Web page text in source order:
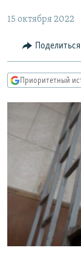
Вернутся
Вернутся
МНЕНИЯ
КУЛЬТУРА
СЕВЕР.РЕАЛИИ
РАСПИСАНИЕ
СОЦИАЛЬНЫЕ
15 октября 2022
Поделиться
Приоритетный